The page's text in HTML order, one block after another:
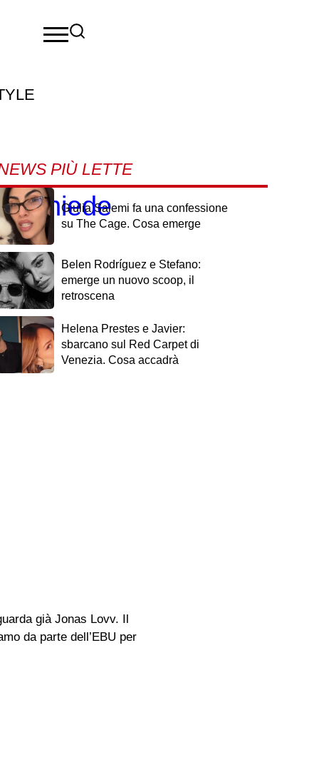
chiede
già Jonas Lovv. Il
da parte dell’EBU per
PIÙ LETTE
Giulia Salemi fa una confessione
su The Cage. Cosa emerge
Belen Rodríguez e Stefano:
emerge un nuovo scoop, il
retroscena
Helena Prestes e Javier:
sbarcano sul Red Carpet di
Venezia. Cosa accadrà